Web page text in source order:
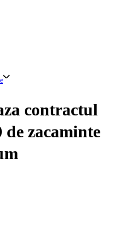
contractul
zacaminte